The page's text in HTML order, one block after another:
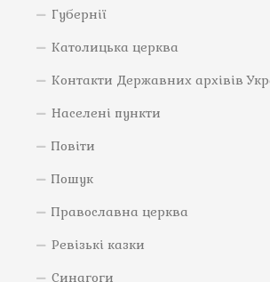
Губернії
Католицька церква
Контакти Державних архівів
Населені пункти
Повіти
Пошук
Православна церква
Ревізькі казки
Синагоги